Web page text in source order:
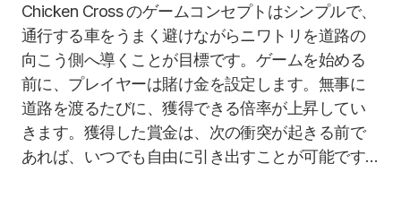
Chicken Cross のゲームコンセプトはシンプルで、
通行する車をうまく避けながらニワトリを道路の
向こう側へ導くことが目標です。ゲームを始める
前に、プレイヤーは賭け金を設定します。無事に
道路を渡るたびに、獲得できる倍率が上昇してい
きます。獲得した賞金は、次の衝突が起きる前で
あれば、いつでも自由に引き出すことが可能です…